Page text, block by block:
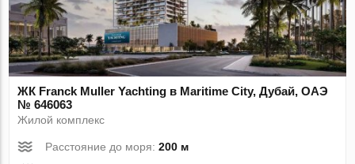
ЖК Franck Muller Yachting в Maritime City, Дубай, ОАЭ
№ 646063
Жилой комплекс
Расстояние до моря:200 м